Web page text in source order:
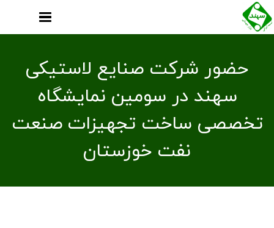
حضور شرکت صنایع لاستیکی
سهند در سومین نمایشگاه
تخصصی ساخت تجهیزات صنعت
نفت خوزستان